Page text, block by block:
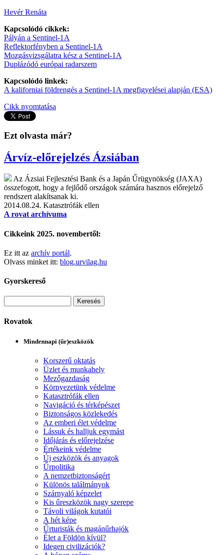
Hevér Renáta
Kapcsolódó cikkek:
Pályán a Sentinel-1A
Reflektorfényben a Sentinel-1A
Mozgásvizsgálatra kész a Sentinel-1A
Duplázódó európai radarszem
Kapcsolódó linkek:
A kaliforniai földrengés a Sentinel-1A megfigyelései alapján (ESA)
Cikk nyomtatása
Ezt olvasta már?
Árvíz-előrejelzés Ázsiában
Az Ázsiai Fejlesztési Bank és a Japán Űrügynökség (JAXA)
összefogott, hogy a fejlődő országok számára hasznos előrejelző
rendszert alakítsanak ki.
2014.08.24. Katasztrófák ellen
A rovat archívuma
Cikkeink 2025. novembertől:
Ez itt az archív portál.
Olvass minket itt: blog.urvilag.hu
Gyorskereső
Rovatok
Mindennapi (űr)eszközök
Korszerű oktatás
Üzlet és munkahely
Mezőgazdaság
Környezetünk védelme
Katasztrófák ellen
Navigáció és térképészet
Biztonságos közlekedés
Az emberi élet védelme
Lássuk és halljuk egymást
Időjárás és előrejelzése
Értékeink védelme
Új eszközök és anyagok
Űrpolitika
A nemzetbiztonságért
Különös találmányok
Szárnyaló képzelet
Kis űreszközök nagy szerepe
Távoli világok kutatói
A hét képe
Űrturisták és magánűrhajók
Élet a Földön kívül?
Idegen civilizációk?